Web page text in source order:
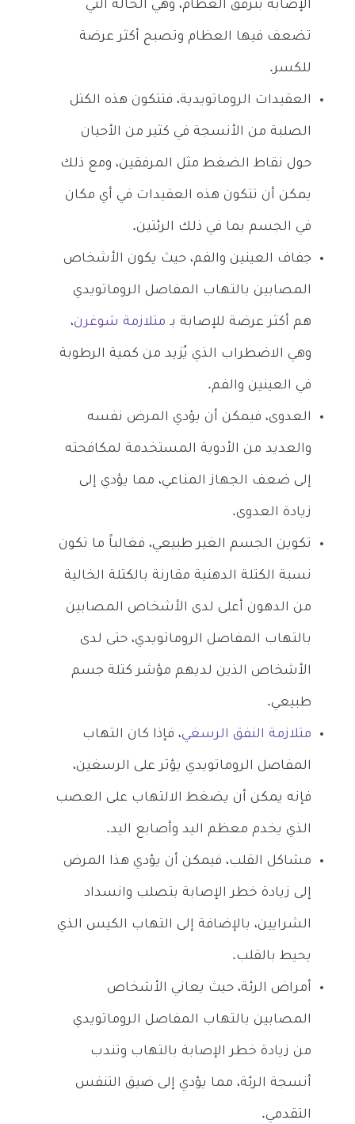
الإصابة بترقق العظام، وهي الحالة التي
تضعف فيها العظام وتصبح أكثر عرضة
للكسر.
العقيدات الروماتويدية، فتتكون هذه الكتل
الصلبة من الأنسجة في كثير من الأحيان
حول نقاط الضغط مثل المرفقين، ومع ذلك
يمكن أن تتكون هذه العقيدات في أي مكان
في الجسم بما في ذلك الرئتين.
جفاف العينين والفم، حيث يكون الأشخاص
المصابين بالتهاب المفاصل الروماتويدي
هم أكثر عرضة للإصابة بـ متلازمة شوغرن،
وهي الاضطراب الذي يُزيد من كمية الرطوبة
في العينين والفم.
العدوى، فيمكن أن يؤدي المرض نفسه
والعديد من الأدوية المستخدمة لمكافحته
إلى ضعف الجهاز المناعي، مما يؤدي إلى
زيادة العدوى.
تكوين الجسم الغير طبيعي، فغالباً ما تكون
نسبة الكتلة الدهنية مقارنة بالكتلة الخالية
من الدهون أعلى لدى الأشخاص المصابين
بالتهاب المفاصل الروماتويدي، حتى لدى
الأشخاص الذين لديهم مؤشر كتلة جسم
طبيعي.
متلازمة النفق الرسغي، فإذا كان التهاب
المفاصل الروماتويدي يؤثر على الرسغين،
فإنه يمكن أن يضغط الالتهاب على العصب
الذي يخدم معظم اليد وأصابع اليد.
مشاكل القلب، فيمكن أن يؤدي هذا المرض
إلى زيادة خطر الإصابة بتصلب وانسداد
الشرايين، بالإضافة إلى التهاب الكيس الذي
يحيط بالقلب.
أمراض الرئة، حيث يعاني الأشخاص
المصابين بالتهاب المفاصل الروماتويدي
من زيادة خطر الإصابة بالتهاب وتندب
أنسجة الرئة، مما يؤدي إلى ضيق التنفس
التقدمي.